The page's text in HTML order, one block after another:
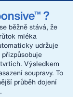
?
běžně stává, že
mléka
udržuje
Výsledkem
soupravy. To
průběh dojení